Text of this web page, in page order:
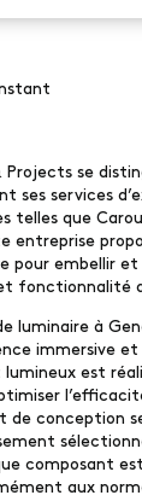
Projects se
ses services
telles que
entreprise
pour embellir et
fonctionnalité
luminaire à
immersive et
est
de conception
composant
aux